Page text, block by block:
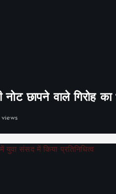
छापने वाले गिरोह